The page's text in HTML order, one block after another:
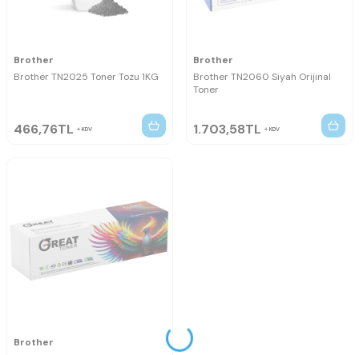
Brother
Brother TN2025 Toner Tozu 1KG
466,76TL KDV
Brother
Brother TN2060 Siyah Orijinal
Toner
1.703,58TL KDV
Brother